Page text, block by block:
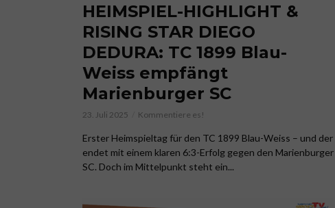
HEIMSPIEL-HIGHLIGHT &
RISING STAR DIEGO
DEDURA: TC 1899 Blau-
Weiss empfängt
Marienburger SC
23. Juli 2025 Kommentiere es!
Erster Heimspieltag für den TC 1899 Blau-Weiss – und der
endet mit einem klaren 6:3-Erfolg gegen den Marienburger
SC. Doch im Mittelpunkt steht ein...